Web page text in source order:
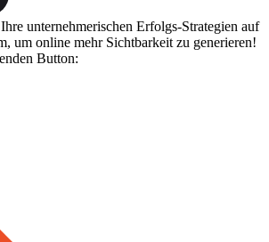
unternehmerischen Erfolgs-Strategien auf
um online mehr Sichtbarkeit zu generieren!
Button: